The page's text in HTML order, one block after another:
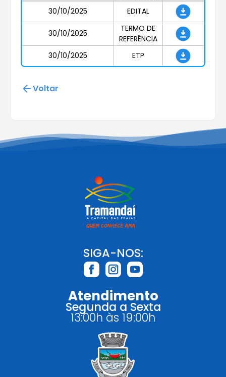
30/10/2025 EDITAL
30/10/2025
TERMO DE
REFERÊNCIA
30/10/2025
ETP
Voltar
SIGA-NOS:
Atendimento
Segunda a Sexta
13:00h às 19:00h